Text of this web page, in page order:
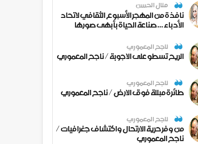
منال الحسن
نافذة من المهجر الأسبوع الثقافي لاتحاد
الأدباء ... صناعة الحياة بأبهى صورها
ناجح المعموري
الريح تسطو على الاجوبة / ناجح المعموري
ناجح المعموري
طائرة مبللة فوق الارض / ناجح المعموري
ناجح المعموري
من وفر حرية الارتحال واكتشاف جغرافيات /
ناجح المعموري